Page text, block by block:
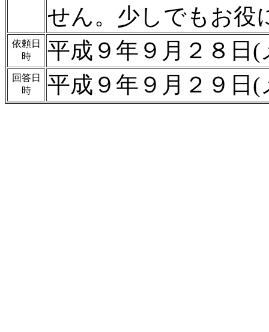
せん。少しでもお役
依頼日
時
平成９年９月２８日(
回答日
時
平成９年９月２９日(